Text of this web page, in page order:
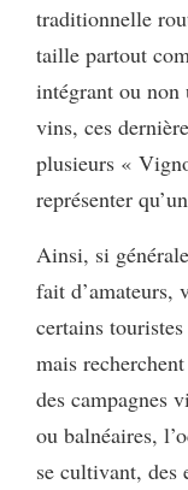
traditionnelle
taille partout
intégrant ou non
vins, ces
plusieurs «
représenter
Ainsi, si
fait d’amateurs,
certains
mais
des campagnes
ou balnéaires,
se cultivant, des